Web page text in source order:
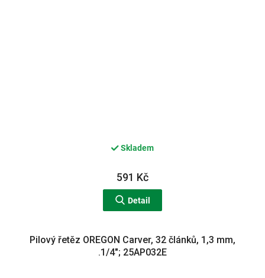
Skladem
591 Kč
Detail
Pilový řetěz OREGON Carver, 32 článků, 1,3 mm,
.1/4"; 25AP032E